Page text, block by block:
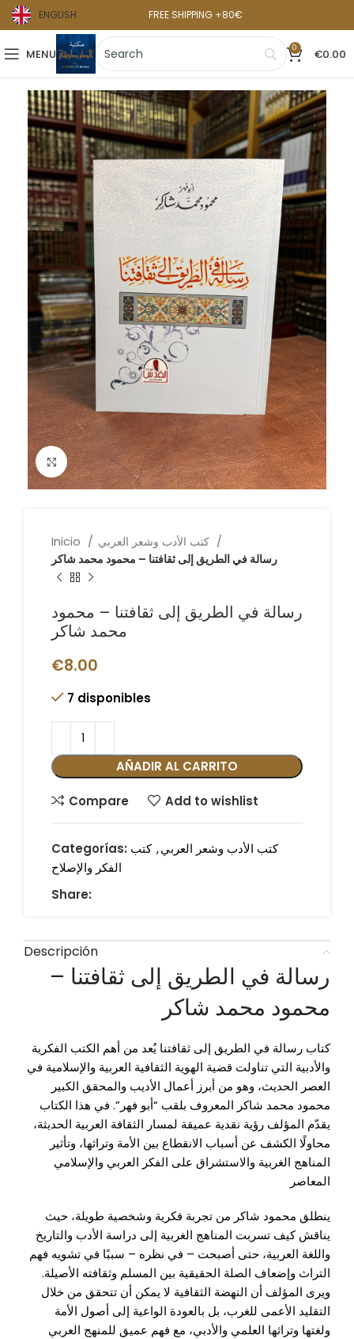
ENGLISH FREE SHIPPING +80€
MENU 0 €0.00
Click to enlarge
Inicio
رسالة في الطريق إلى ثقافتنا – محمود محمد شاكر
رسالة في الطريق إلى ثقافتنا – محمود
محمد شاكر
€8.00
7 disponibles
AÑADIR AL CARRITO
Compare Add to wishlist
Categorías: كتب الأدب وشعر العربي, كتب
الفكر والإصلاح
Share:
Descripción
رسالة في الطريق إلى ثقافتنا –
محمود محمد شاكر
كتاب رسالة في الطريق إلى ثقافتنا يُعد من أهم الكتب الفكرية
والأدبية التي تناولت قضية الهوية الثقافية العربية والإسلامية في
العصر الحديث، وهو من أبرز أعمال الأديب والمحقق الكبير
محمود محمد شاكر المعروف بلقب “أبو فهر”. في هذا الكتاب
يقدّم المؤلف رؤية نقدية عميقة لمسار الثقافة العربية الحديثة،
محاولًا الكشف عن أسباب الانقطاع بين الأمة وتراثها، وتأثير
المناهج الغربية والاستشراق على الفكر العربي والإسلامي
المعاصر
ينطلق محمود شاكر من تجربة فكرية وشخصية طويلة، حيث
يناقش كيف تسربت المناهج الغربية إلى دراسة الأدب والتاريخ
واللغة العربية، حتى أصبحت – في نظره – سببًا في تشويه فهم
التراث وإضعاف الصلة الحقيقية بين المسلم وثقافته الأصيلة.
ويرى المؤلف أن النهضة الثقافية لا يمكن أن تتحقق من خلال
التقليد الأعمى للغرب، بل بالعودة الواعية إلى أصول الأمة
ولغتها وتراثها العلمي والأدبي، مع فهم عميق للمنهج العربي